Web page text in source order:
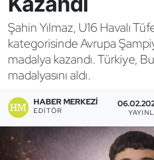
Şahin Yılmaz, U16 Havalı
kategorisinde Avrupa
madalya kazandı. Türkiye,
madalyasını aldı.
HABER MERKEZI
EDITÖR
Bocce Bowling Dart
Boks
Briç
Buz Hokeyi
Buz Pateni